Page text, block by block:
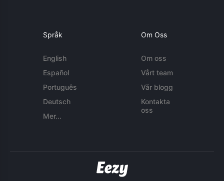
Språk
English
Español
Português
Deutsch
Mer...
Om Oss
Om oss
Vårt team
Vår blogg
Kontakta
oss